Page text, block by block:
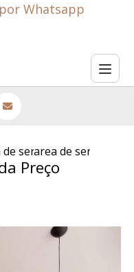
Whatsapp
planejadas
servico sob medida
area de servico
Preço